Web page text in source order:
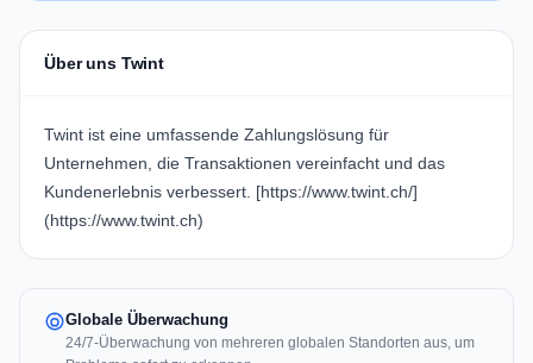
Über uns Twint
Twint ist eine umfassende Zahlungslösung für
Unternehmen, die Transaktionen vereinfacht und das
Kundenerlebnis verbessert. [https://www.twint.ch/]
(https://www.twint.ch)
Globale Überwachung
24/7-Überwachung von mehreren globalen Standorten aus, um